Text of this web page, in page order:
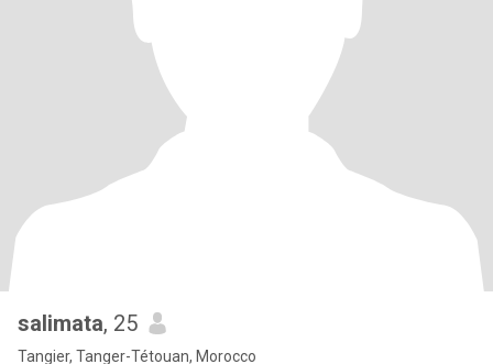
salimata, 25
Tangier, Tanger-Tétouan, Morocco